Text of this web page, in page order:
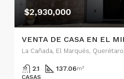
$2,930,000
La Cañada, El Marqués,
2.1 137.06m²
CASAS